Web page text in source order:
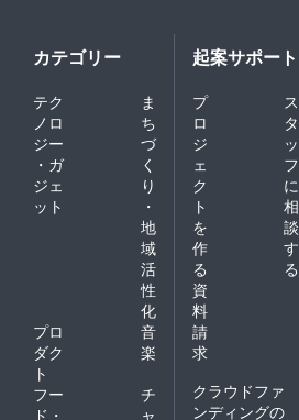
カテゴリー
テク
ノロ
ジー
・ガ
ジェ
ット
ま
ち
づ
く
り
・
地
域
活
性
化
プロ
ダク
ト
音
楽
フー
ド・
チ
ャ
起案サポート
プ
ロ
ジ
ェ
ク
ト
を
作
る
ス
タ
ッ
フ
に
相
談
す
る
資
料
請
求
クラウドファ
ンディングの